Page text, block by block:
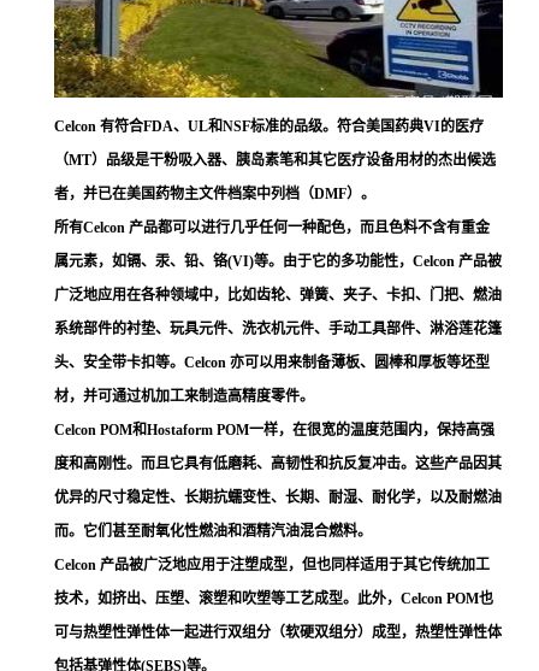
Celcon 有符合FDA、UL和NSF标准的品级。符合美国药典VI的医疗
（MT）品级是干粉吸入器、胰岛素笔和其它医疗设备用材的杰出候选
者，并已在美国药物主文件档案中列档（DMF）。
所有Celcon 产品都可以进行几乎任何一种配色，而且色料不含有重金
属元素，如镉、汞、铅、铬(VI)等。由于它的多功能性，Celcon 产品被
广泛地应用在各种领域中，比如齿轮、弹簧、夹子、卡扣、门把、燃油
系统部件的衬垫、玩具元件、洗衣机元件、手动工具部件、淋浴莲花篷
头、安全带卡扣等。Celcon 亦可以用来制备薄板、圆棒和厚板等坯型
材，并可通过机加工来制造高精度零件。
Celcon POM和Hostaform POM一样，在很宽的温度范围内，保持高强
度和高刚性。而且它具有低磨耗、高韧性和抗反复冲击。这些产品因其
优异的尺寸稳定性、长期抗蠕变性、长期、耐湿、耐化学，以及耐燃油
而。它们甚至耐氧化性燃油和酒精汽油混合燃料。
Celcon 产品被广泛地应用于注塑成型，但也同样适用于其它传统加工
技术，如挤出、压塑、滚塑和吹塑等工艺成型。此外，Celcon POM也
可与热塑性弹性体一起进行双组分（软硬双组分）成型，热塑性弹性体
包括基弹性体(SEBS)等。